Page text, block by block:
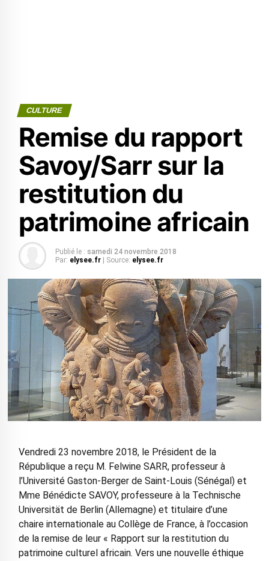
CULTURE
Remise du rapport
Savoy/Sarr sur la
restitution du
patrimoine africain
Publié le : samedi 24 novembre 2018
Par: elysee.fr | Source: elysee.fr
Vendredi 23 novembre 2018, le Président de la
République a reçu M. Felwine SARR, professeur à
l’Université Gaston-Berger de Saint-Louis (Sénégal) et
Mme Bénédicte SAVOY, professeure à la Technische
Universität de Berlin (Allemagne) et titulaire d’une
chaire internationale au Collège de France, à l’occasion
de la remise de leur « Rapport sur la restitution du
patrimoine culturel africain. Vers une nouvelle éthique